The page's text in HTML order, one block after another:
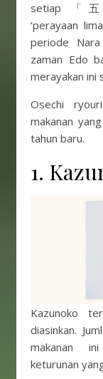
setiap 「五
‘perayaan
periode
zaman Edo
merayakan ini
Osechi
makanan
tahun baru.
1.
Kazunoko
diasinkan.
makanan
keturunan